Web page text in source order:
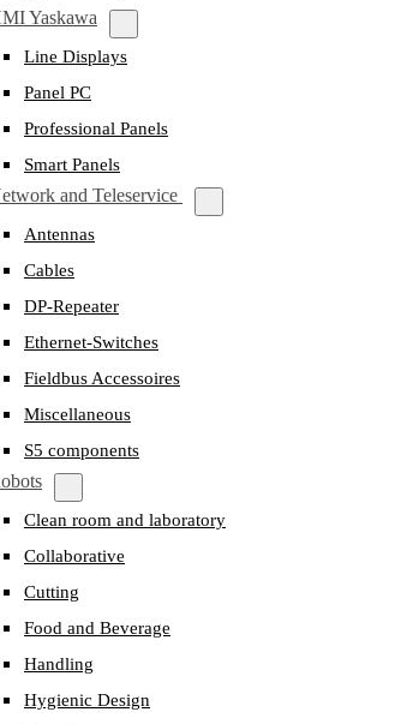
Yaskawa
Line Displays
Panel PC
Professional Panels
Smart Panels
and Teleservice
Antennas
Cables
DP-Repeater
Ethernet-Switches
Fieldbus Accessoires
Miscellaneous
S5 components
Clean room and laboratory
Collaborative
Cutting
Food and Beverage
Handling
Hygienic Design